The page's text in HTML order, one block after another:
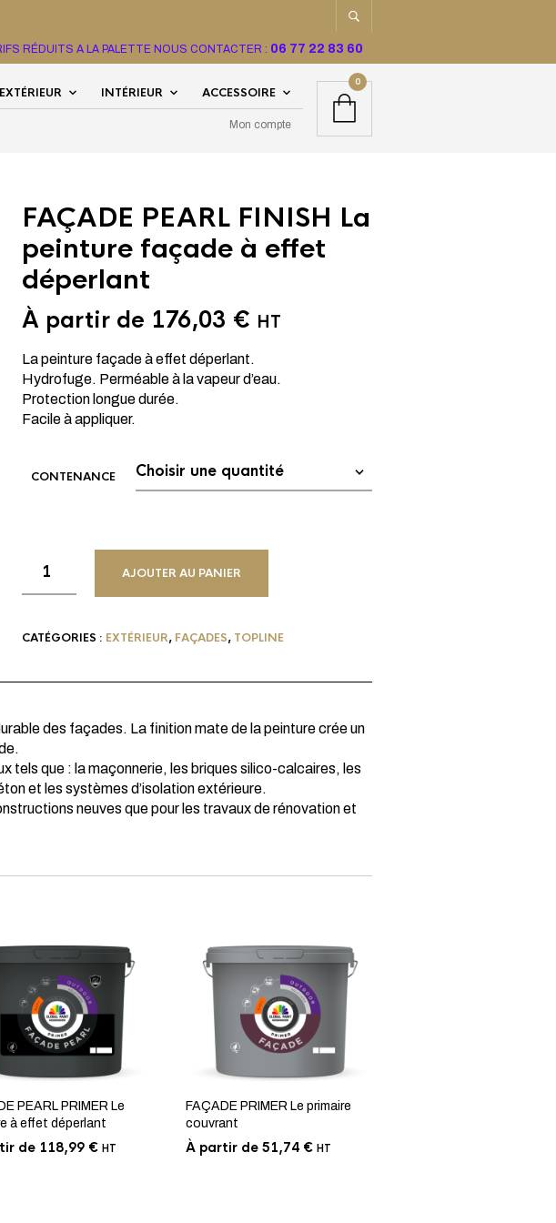
RÉDUITS A LA PALETTE NOUS CONTACTER : 06 77 22 83 60
EXTÉRIEUR INTÉRIEUR ACCESSOIRE
Mon compte
0
FAÇADE PEARL FINISH La
peinture façade à effet
déperlant
À partir de 176,03 € HT
La peinture façade à effet déperlant.
Hydrofuge. Perméable à la vapeur d’eau.
Protection longue durée.
Facile à appliquer.
CONTENANCE
AJOUTER AU PANIER
CATÉGORIES : EXTÉRIEUR, FAÇADES, TOPLINE
des façades. La finition mate de la peinture crée un
tels que : la maçonnerie, les briques silico-calcaires, les
et les systèmes d’isolation extérieure.
neuves que pour les travaux de rénovation et
PEARL PRIMER Le
à effet déperlant
de 118,99 € HT
FAÇADE PRIMER Le primaire
couvrant
À partir de 51,74 € HT